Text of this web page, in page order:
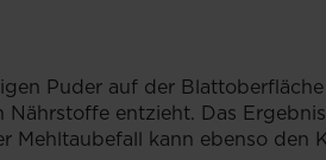
Puder auf der
entzieht. Das
Mehltaubefall kann ebenso den